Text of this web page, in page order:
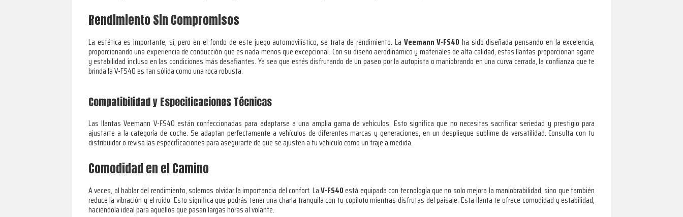
Rendimiento Sin Compromisos
La estética es importante, sí, pero en el fondo de este juego automovilístico, se trata de rendimiento. La Veemann V-FS40 ha sido diseñada pensando en la excelencia,
proporcionando una experiencia de conducción que es nada menos que excepcional. Con su diseño aerodinámico y materiales de alta calidad, estas llantas proporcionan agarre
y estabilidad incluso en las condiciones más desafiantes. Ya sea que estés disfrutando de un paseo por la autopista o maniobrando en una curva cerrada, la confianza que te
brinda la V-FS40 es tan sólida como una roca robusta.
Compatibilidad y Especificaciones Técnicas
Las llantas Veemann V-FS40 están confeccionadas para adaptarse a una amplia gama de vehículos. Esto significa que no necesitas sacrificar seriedad y prestigio para
ajustarte a la categoría de coche. Se adaptan perfectamente a vehículos de diferentes marcas y generaciones, en un despliegue sublime de versatilidad. Consulta con tu
distribuidor o revisa las especificaciones para asegurarte de que se ajusten a tu vehículo como un traje a medida.
Comodidad en el Camino
A veces, al hablar del rendimiento, solemos olvidar la importancia del confort. LaV-FS40está equipada con tecnología que no solo mejora la maniobrabilidad, sino que también
reduce la vibración y el ruido. Esto significa que podrás tener una charla tranquila con tu copiloto mientras disfrutas del paisaje. Esta llanta te ofrece comodidad y estabilidad,
haciéndola ideal para aquellos que pasan largas horas al volante.